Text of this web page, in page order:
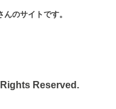
のサイトです。
Reserved.